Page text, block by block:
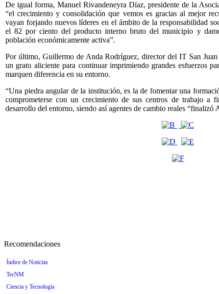
De igual forma, Manuel Rivandeneyra Díaz, presidente de la
“el crecimiento y consolidación que vemos es gracias al mejor
vayan forjando nuevos líderes en el ámbito de la responsabilidad
el 82 por ciento del producto interno bruto del municipio y
población económicamente activa”.
Por último, Guillermo de Anda Rodríguez, director del IT San
un grato aliciente para continuar imprimiendo grandes esfuerzos
marquen diferencia en su entorno.
“Una piedra angular de la institución, es la de fomentar una
comprometerse con un crecimiento de sus centros de trabajo a
desarrollo del entorno, siendo así agentes de cambio reales “finalizó
Recomendaciones
Índice de Noticias
TecNM
Ciencia y Tecnología